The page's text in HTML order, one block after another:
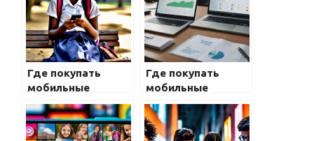
Где покупать
мобильные
телефоны: онлайн
или офлайн?
Где покупать
мобильные
телефоны: онлайн
или офлайн?